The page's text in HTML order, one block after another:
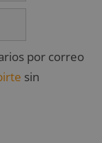
por correo
sin